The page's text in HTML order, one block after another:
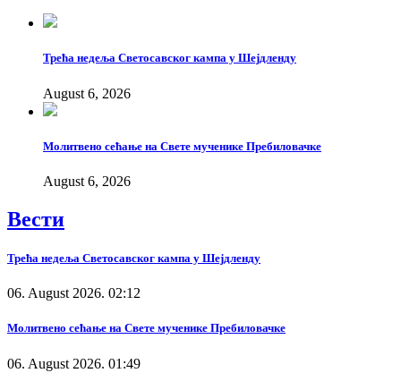
Трећа недеља Светосавског кампа у Шејдленду
August 6, 2026
Молитвено сећање на Свете мученике Пребиловачке
August 6, 2026
Вести
Трећа недеља Светосавског кампа у Шејдленду
06. August 2026. 02:12
Молитвено сећање на Свете мученике Пребиловачке
06. August 2026. 01:49